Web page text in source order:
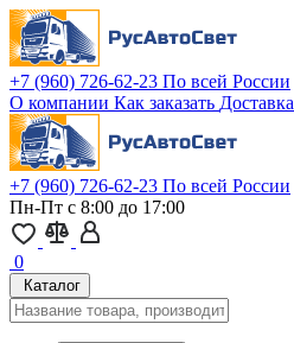
+7 (960) 726-62-23 По всей России
О компании Как заказать Доставка
+7 (960) 726-62-23 По всей России
Пн-Пт с 8:00 до 17:00
0
Каталог